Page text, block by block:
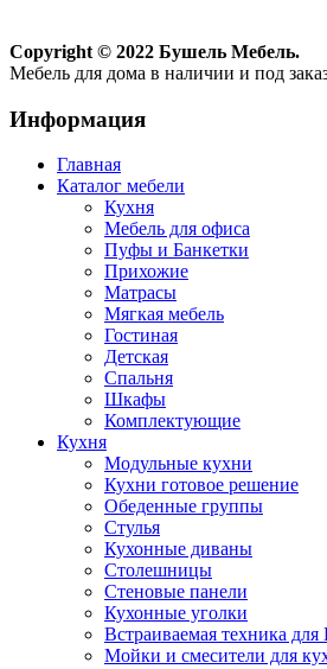
Copyright © 2022 Бушель Мебель.
Мебель для дома в наличии и под
Информация
Главная
Каталог мебели
Кухня
Мебель для офиса
Пуфы и Банкетки
Прихожие
Матрасы
Мягкая мебель
Гостиная
Детская
Спальня
Шкафы
Комплектующие
Кухня
Модульные кухни
Кухни готовое решение
Обеденные группы
Стулья
Кухонные диваны
Столешницы
Стеновые панели
Кухонные уголки
Встраиваемая техника для
Мойки и смесители для